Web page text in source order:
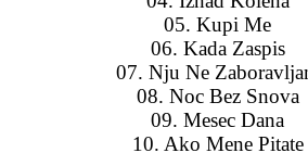
05. Kupi Me
06. Kada Zaspis
07. Nju Ne
08. Noc Bez Snova
09. Mesec Dana
10. Ako Mene Pitate